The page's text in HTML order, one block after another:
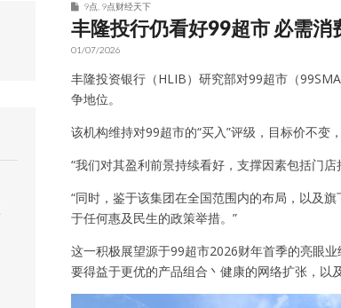
9点 9点财经天下
丰隆投行仍看好99超市 必需消
01/07/2026
丰隆投资银行（HLIB）研究部对99超市（
争地位。
该机构维持对99超市的“买入”评级，目标价不变
“我们对其盈利前景持续看好，支撑因素包括门
“同时，鉴于该集团在全国范围内的布局，以及
于任何惠及民生的政策举措。”
这一积极展望源于99超市2026财年首季的亮眼
要得益于更优的产品组合丶健康的网络扩张，以